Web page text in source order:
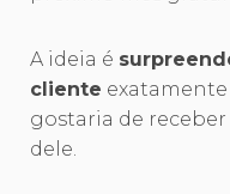
A ideia é
cliente
gostaria de receber
dele.